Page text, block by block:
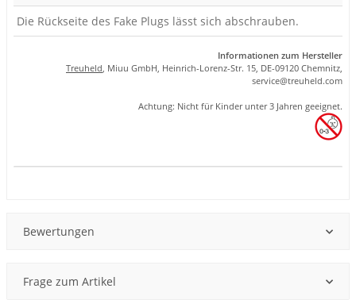
Die Rückseite des Fake Plugs lässt sich abschrauben.
Informationen zum Hersteller
Treuheld, Miuu GmbH, Heinrich-Lorenz-Str. 15, DE-09120 Chemnitz,
service@treuheld.com
Achtung: Nicht für Kinder unter 3 Jahren geeignet.
Bewertungen
Frage zum Artikel